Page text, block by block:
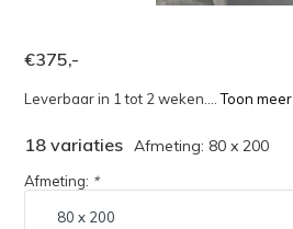
€375,-
Leverbaar in 1 tot 2 weken....Toon meer
18 variaties Afmeting: 80 x 200
Afmeting: *